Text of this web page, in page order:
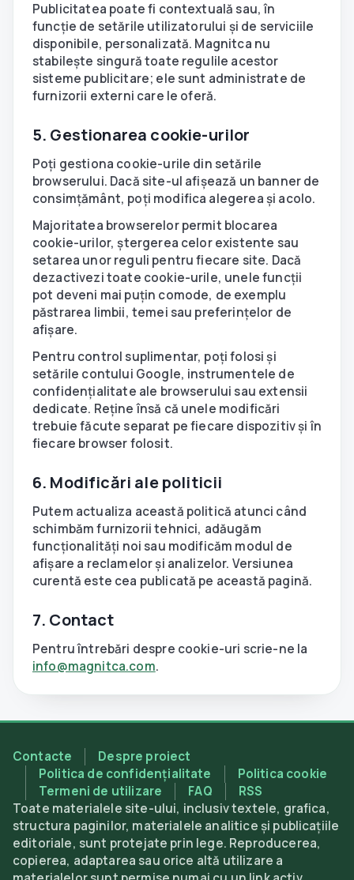
Publicitatea poate fi contextuală sau, în
funcție de setările utilizatorului și de serviciile
disponibile, personalizată. Magnitca nu
stabilește singură toate regulile acestor
sisteme publicitare; ele sunt administrate de
furnizorii externi care le oferă.
5. Gestionarea cookie-urilor
Poți gestiona cookie-urile din setările
browserului. Dacă site-ul afișează un banner de
consimțământ, poți modifica alegerea și acolo.
Majoritatea browserelor permit blocarea
cookie-urilor, ștergerea celor existente sau
setarea unor reguli pentru fiecare site. Dacă
dezactivezi toate cookie-urile, unele funcții
pot deveni mai puțin comode, de exemplu
păstrarea limbii, temei sau preferințelor de
afișare.
Pentru control suplimentar, poți folosi și
setările contului Google, instrumentele de
confidențialitate ale browserului sau extensii
dedicate. Reține însă că unele modificări
trebuie făcute separat pe fiecare dispozitiv și în
fiecare browser folosit.
6. Modificări ale politicii
Putem actualiza această politică atunci când
schimbăm furnizorii tehnici, adăugăm
funcționalități noi sau modificăm modul de
afișare a reclamelor și analizelor. Versiunea
curentă este cea publicată pe această pagină.
7. Contact
Pentru întrebări despre cookie-uri scrie-ne la
info@magnitca.com.
Contacte
Despre proiect
Politica de confidențialitate
Politica cookie
Termeni de utilizare
FAQ
RSS
Toate materialele site-ului, inclusiv textele, grafica,
structura paginilor, materialele analitice și publicațiile
editoriale, sunt protejate prin lege. Reproducerea,
copierea, adaptarea sau orice altă utilizare a